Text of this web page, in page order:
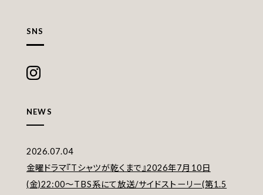
SNS
NEWS
2026.07.04
金曜ドラマ『Tシャツが乾くまで』2026年7月10日
(金)22:00〜TBS系にて放送/サイドストーリー(第1.5